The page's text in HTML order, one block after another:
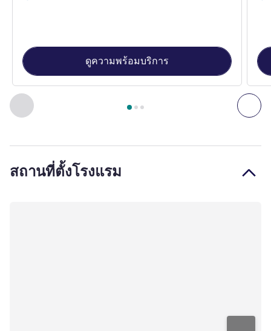
ก่อนหน้า - ห้องพัก ถั
หน้า1 , ห้องพัก 1 : SUPERIOR ROOM, 1 Double Bed , ห้
ดูความพร้อมบริการ
สถานที่ตั้งโรงแรม